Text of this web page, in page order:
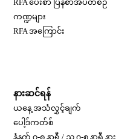
RFA ပေးစာ ပြန်စာအပတ်စဉ်
ကဏ္ဍများ
RFA အကြောင်း
နားဆင်ရန်
ယနေ့ အသံလွှင့်ချက်
ပေါ့ဒ်ကတ်စ်
နံနက် ၇-၈ နာရီ / ည ၇-၈ နာရီ နား